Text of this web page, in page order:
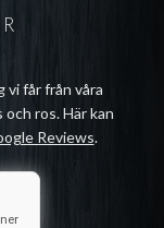
vi får från våra
ros. Här kan
Reviews.